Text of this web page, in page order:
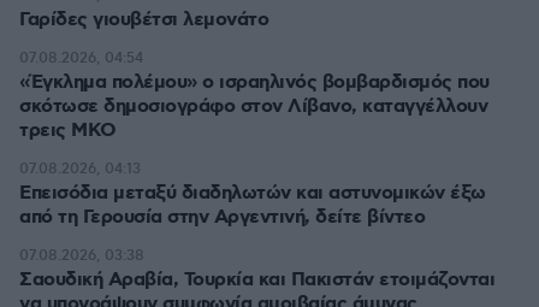
Γαρίδες γιουβέτσι λεμονάτο
«Έγκλημα πολέμου» ο ισραηλινός βομβαρδισμός που
σκότωσε δημοσιογράφο στον Λίβανο, καταγγέλλουν
τρεις ΜΚΟ
07.08.2026, 04:54
Επεισόδια μεταξύ διαδηλωτών και αστυνομικών έξω
από τη Γερουσία στην Αργεντινή, δείτε βίντεο
07.08.2026, 04:13
Σαουδική Αραβία, Τουρκία και Πακιστάν ετοιμάζονται
07.08.2026, 03:38